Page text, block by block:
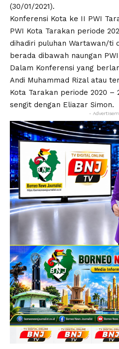
(30/01/2021).
Konferensi Kota ke II PWI
PWI Kota Tarakan periode
dihadiri puluhan Wartawan/ti
berada dibawah naungan
Dalam Konferensi yang
Andi Muhammad Rizal atau
Kota Tarakan periode 2020
sengit dengan Eliazar Simon.
-